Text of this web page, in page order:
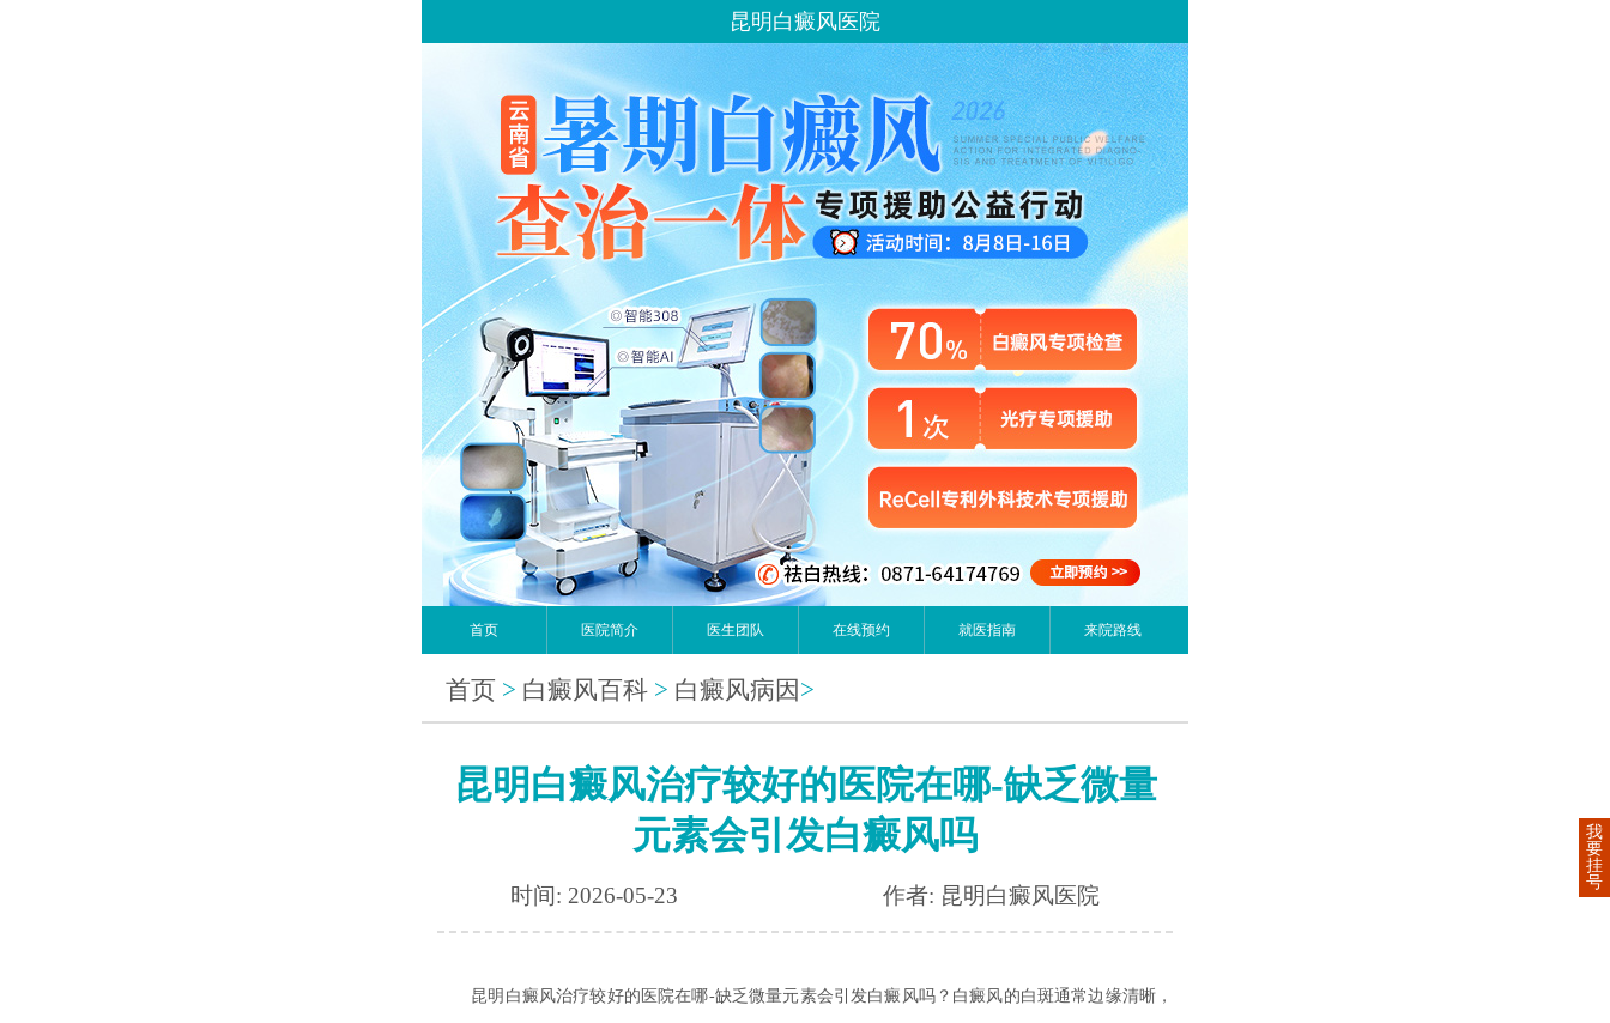
昆明白癜风医院
首页 医院简介 医生团队 在线预约 就医指南 来院路线
首页 > 白癜风百科 > 白癜风病因>
昆明白癜风治疗较好的医院在哪-缺乏微量
元素会引发白癜风吗
时间: 2026-05-23 作者: 昆明白癜风医院
昆明白癜风治疗较好的医院在哪-缺乏微量元素会引发白癜风吗？白癜风的白斑通常边缘清晰，
我
要
挂
号